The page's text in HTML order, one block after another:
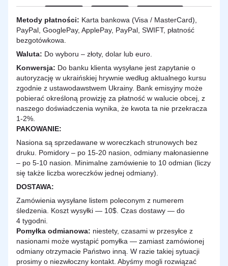
Metody płatności: Karta bankowa (Visa / MasterCard),
PayPal, GooglePay, ApplePay, PayPal, SWIFT, płatność
bezgotówkowa.
Waluta: Do wyboru – złoty, dolar lub euro.
Konwersja: Do banku klienta wysyłane jest zapytanie o
autoryzację w ukraińskiej hrywnie według aktualnego kursu
zgodnie z ustawodawstwem Ukrainy. Bank emisyjny może
pobierać określoną prowizję za płatność w walucie obcej, z
naszego doświadczenia wynika, że kwota ta nie przekracza
1-2%.
PAKOWANIE:
Nasiona są sprzedawane w woreczkach strunowych bez
druku. Pomidory – po 15-20 nasion, odmiany małonasienne
– po 5-10 nasion. Minimalne zamówienie to 10 odmian (liczy
się także liczba woreczków jednej odmiany).
DOSTAWA:
Zamówienia wysyłane listem poleconym z numerem
śledzenia. Koszt wysyłki — 10$. Czas dostawy — do
4 tygodni.
Pomyłka odmianowa: niestety, czasami w przesyłce z
nasionami może wystąpić pomyłka — zamiast zamówionej
odmiany otrzymacie Państwo inną. W razie takiej sytuacji
prosimy o niezwłoczny kontakt. Abyśmy mogli rozwiązać